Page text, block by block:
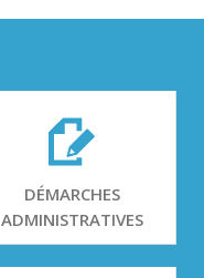
DÉMARCHES
ADMINISTRATIVES